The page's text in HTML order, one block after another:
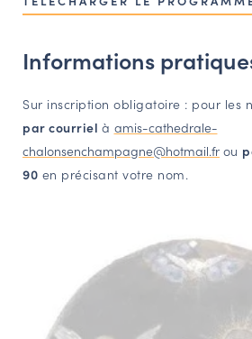
VOUS ÊTES…
Responsables de structures
Étudiants & chercheurs
Informations
Sur inscription obligatoire : pour les
par courriel à amis-cathedrale-
chalonsenchampagne@hotmail.fr ou
90 en précisant votre nom.